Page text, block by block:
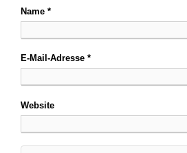
Name *
E-Mail-Adresse *
Website